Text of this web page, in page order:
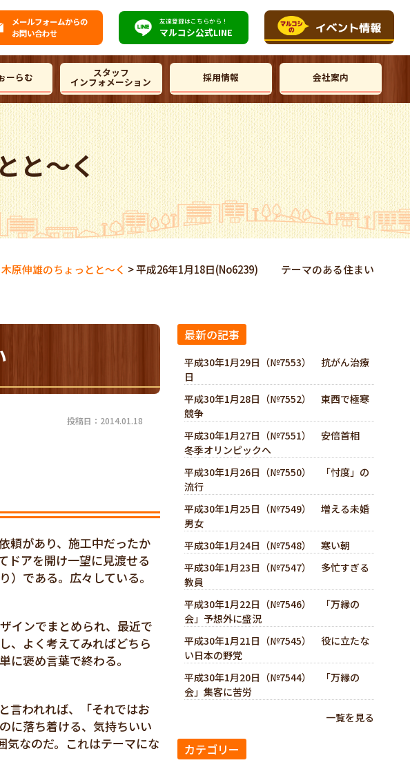
メールフォームからの
お問い合わせ
友達登録はこちらから！
マルコシ公式LINE
ーらむ スタッフ
インフォメーション 採用情報 会社案内
と～く
木原伸雄のちょっとと～く >平成26年1月18日(No6239) テーマのある住まい
投稿日：2014.01.18
頼があり、施工中だったか
ドアを開け一望に見渡せる
である。広々している。
インでまとめられ、最近で
、よく考えてみればどちら
褒め言葉で終わる。
言われれば、「それではお
に落ち着ける、気持ちいい
気なのだ。これはテーマにな
最新の記事
平成30年1月29日（№7553） 抗がん治療
日
平成30年1月28日（№7552） 東西で極寒
競争
平成30年1月27日（№7551） 安倍首相
冬季オリンピックへ
平成30年1月26日（№7550） 「忖度」の
流行
平成30年1月25日（№7549） 増える未婚
男女
平成30年1月24日（№7548） 寒い朝
平成30年1月23日（№7547） 多忙すぎる
教員
平成30年1月22日（№7546） 「万縁の
会」予想外に盛況
平成30年1月21日（№7545） 役に立たな
い日本の野党
平成30年1月20日（№7544） 「万縁の
会」集客に苦労
一覧を見る
カテゴリー